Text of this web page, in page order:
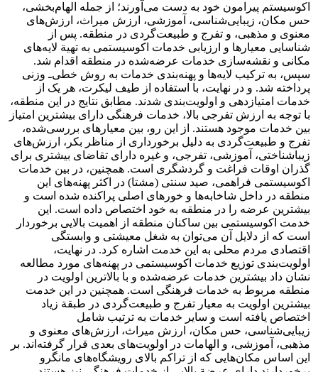
اکوسیستم پیرامون خود به دست می‌آورند؛ ‏از جمله ‏الهام‌بخشی،
حس مکان، زیبایی‌شناسی، آموزشی، ارزش میراث، ارزش‌های
معنوی و مذهبی، و تفرج و ‏طبیعت‌گردی در منطقه.‏ پس از
شناسایی معیارها و ارزیابی خدمات اکوسیستمی به تهیة لایه‌های
مکانی و نقشه‌سازی‏ خدمات عرضه‌شده در منطقه اقدام شد.
سپس، به ‏ترکیب لایه‌ها و پهنه‌بندی خدمات به روش خطی‌ـ وزنی
پرداخته شد. و در نهایت، با استفاده از طیف لیکرت، هر یک از
خدمات امتیازدهی و اولویت‌بندی شدند. مطابق نتایج در این منطقه،
با توجه به ارزش تفرجی ‏بالا، خدمات فرهنگی دارای ‏بیشترین امتیاز
بین ‏خدمات موجود هستند. از این رو، بین ‏معیارهای بررسی‌شده،
تفرج و طبیعت‌گردی به دلیل برخورداری ‏از مناظر بکر، ارزش‌های
‏زیباشناختی، آموزشی، تفرجی، و غیره دارای تقاضای بیشتری برای
گذران اوقات ‏‏فراغت و ‏گردشگری است. ‏همچنین، در بین خدمات
اکوسیستمی فراهمی، صید سنتی (مشتا) در اکثر ‏پهنه‌های این
منطقه در ‏داخل شاخابه‌ها و خورهای اصلی ‏پراکنده شده است و
بیشترین عرضه را در منطقه ‏به خود اختصاص ‏داده است. این
خدمت اکوسیستمی بین ساکنان منطقه از اهمیت بالایی برخوردار
است ‏که از دلایل آن ‏می‌توان به شغل معیشتی و وابستگی
اقتصادی مردم محلی به این خدمت اشاره کرد. در ‏نهایت،
اولویت‌بندی توزیع خدمات اکوسیستمی در پهنه‌‌‌های مورد مطالعه
نشان داد بیشترین ‏خدمات ‏عرضه‌شده و با بالاترین اولویت در
منطقه مربوط به خدمات فرهنگی است. همچنین ‏در این خدمت
‏بیشترین اولویت به معیار تفرج و طبیعت‌گردی در طبقة زیاد
اختصاص یافته است و ‏سایر خدمات به ترتیب ‏شامل
زیبایی‌شناسی، حس مکان، ارزش میراث، ارزش‌های معنوی و
مذهبی، ‏آموزشی، و الهامات در اولویت‌های ‏بعدی قرار گرفته‌اند. بر
این اساس مکان‌هایی که از ‏تراکم بالای رویشگاه‌های مانگرو